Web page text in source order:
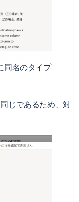
同名のタイプ
じであるため、対